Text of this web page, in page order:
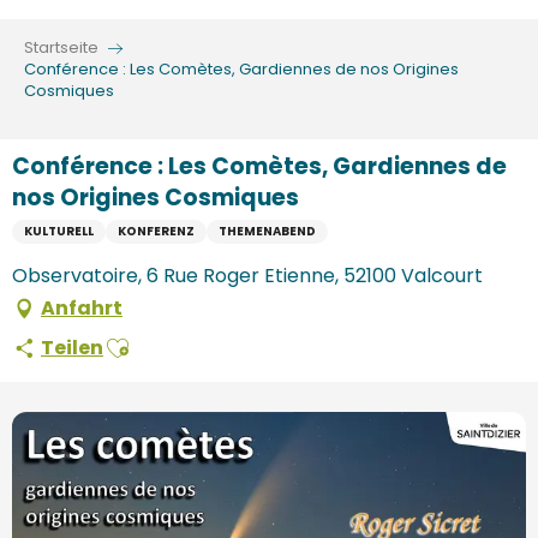
contenu
principal
Startseite
Conférence : Les Comètes, Gardiennes de nos Origines
Cosmiques
Conférence : Les Comètes, Gardiennes de
nos Origines Cosmiques
KULTURELL KONFERENZ THEMENABEND
Observatoire, 6 Rue Roger Etienne, 52100 Valcourt
Anfahrt
TeilenAjouter aux favoris